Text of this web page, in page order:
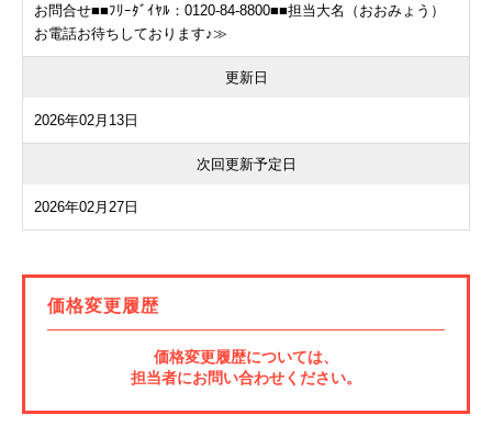
お問合せ■■ﾌﾘｰﾀﾞｲﾔﾙ：0120-84-8800■■担当大名（おおみょう）
お電話お待ちしております♪≫
更新日
2026年02月13日
次回更新予定日
2026年02月27日
価格変更履歴
価格変更履歴については、
担当者にお問い合わせください。